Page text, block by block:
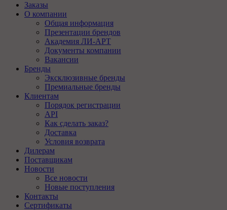
Заказы
О компании
Общая информация
Презентации брендов
Академия ЛИ-АРТ
Документы компании
Вакансии
Бренды
Эксклюзивные бренды
Премиальные бренды
Клиентам
Порядок регистрации
API
Как сделать заказ?
Доставка
Условия возврата
Дилерам
Поставщикам
Новости
Все новости
Новые поступления
Контакты
Сертификаты